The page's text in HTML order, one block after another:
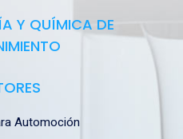
Y QUÍMICA DE
Automoción